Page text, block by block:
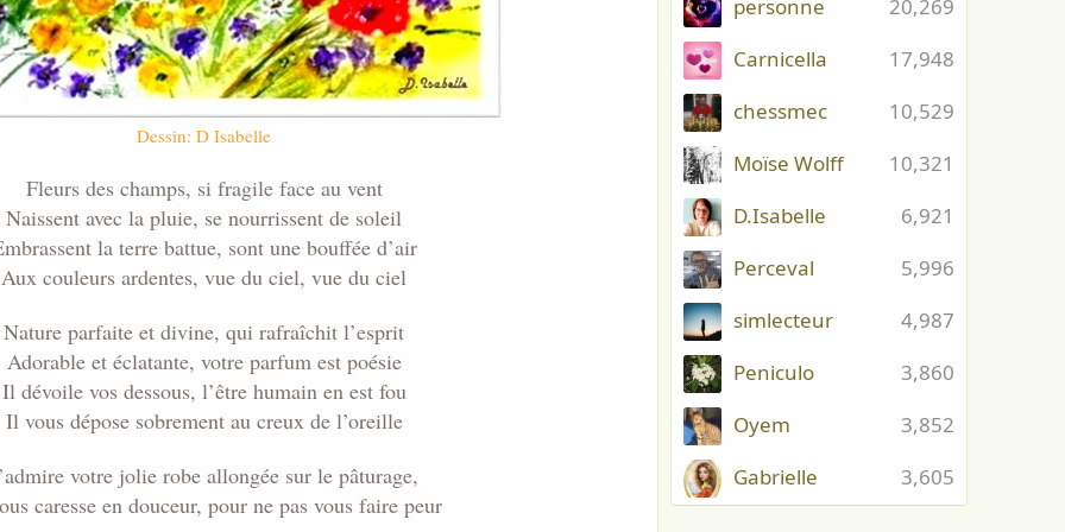
Dessin: D Isabelle
Fleurs des champs, si fragile face au vent
Naissent avec la pluie, se nourrissent de soleil
la terre battue, sont une bouffée d’air
Aux couleurs ardentes, vue du ciel, vue du ciel
Nature parfaite et divine, qui rafraîchit l’esprit
Adorable et éclatante, votre parfum est poésie
Il dévoile vos dessous, l’être humain en est fou
Il vous dépose sobrement au creux de l’oreille
votre jolie robe allongée sur le pâturage,
caresse en douceur, pour ne pas vous faire peur
20,269
personne
17,948
Carnicella
10,529
chessmec
10,321
Moïse Wolff
6,921
D.Isabelle
5,996
Perceval
4,987
simlecteur
3,860
Peniculo
3,852
Oyem
3,605
Gabrielle